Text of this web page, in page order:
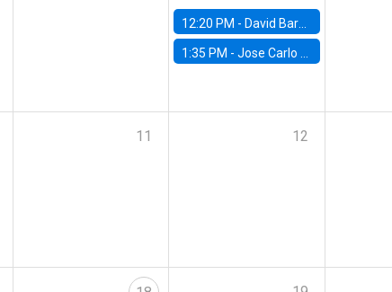
12:20 PM - David Bardey, Universidad de los Andes - CEDE
1:35 PM -Jose Carlo Bermudez, UC (ME) & World Bank
11 12